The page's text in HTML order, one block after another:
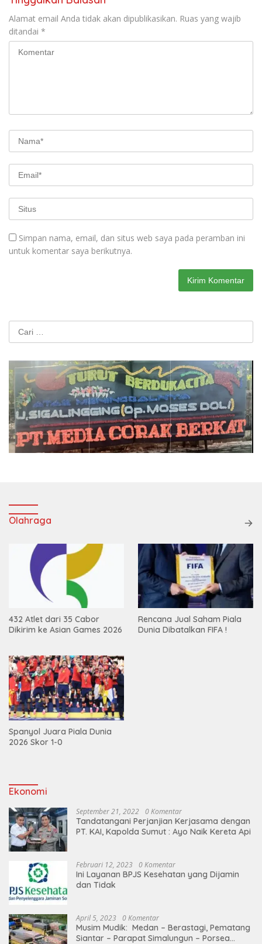
Alamat email Anda tidak akan dipublikasikan. Ruas yang wajib
ditandai *
Simpan nama, email, dan situs web saya pada peramban ini
untuk komentar saya berikutnya.
Cari
untuk:
Olahraga
432 Atlet dari 35 Cabor
Dikirim ke Asian Games 2026
Rencana Jual Saham Piala
Dunia Dibatalkan FIFA !
Spanyol Juara Piala Dunia
2026 Skor 1-0
Ekonomi
September 21, 2022 0 Komentar
Tandatangani Perjanjian Kerjasama dengan
PT. KAI, Kapolda Sumut : Ayo Naik Kereta Api
Februari 12, 2023 0 Komentar
Ini Layanan BPJS Kesehatan yang Dijamin
dan Tidak
April 5, 2023 0 Komentar
Musim Mudik: Medan – Berastagi, Pematang
Siantar – Parapat Simalungun – Porsea